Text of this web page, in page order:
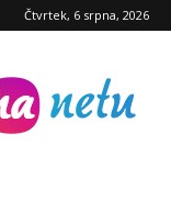
Čtvrtek, 6 srpna, 2026